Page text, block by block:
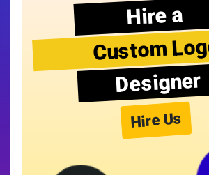
Hire a
Custom
Designer
Hire Us